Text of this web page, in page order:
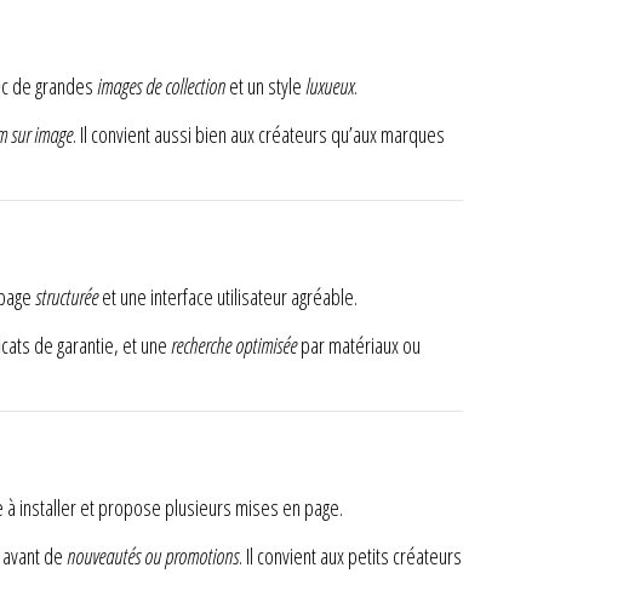
de grandesimages de collectionet un styleluxueux.
sur image. Il convient aussi bien aux créateurs qu’aux marques
structuréeet une interface utilisateur agréable.
de garantie, et unerecherche optimiséepar matériaux ou
à installer et propose plusieurs mises en page.
denouveautés ou promotions. Il convient aux petits créateurs